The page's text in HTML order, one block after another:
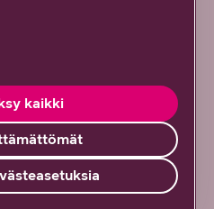
joukossa, Latto kertoo.
tiedonkeruuohjelmat
välttämättä edes
hiljaisesti toimimaan
erilaisia
kirjautumistietoja eri
kaikki